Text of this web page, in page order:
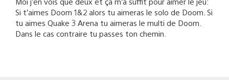
Si t’aimes Doom 1&2 alors tu aimeras le solo de Doom. Si
tu aimes Quake 3 Arena tu aimeras le multi de Doom.
Dans le cas contraire tu passes ton chemin.